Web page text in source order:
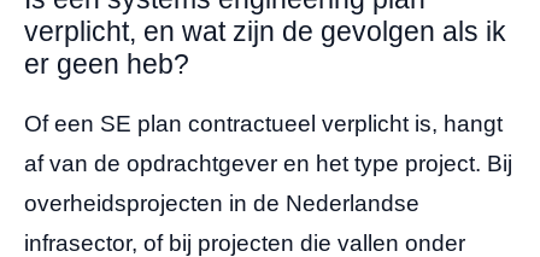
verplicht, en wat zijn de gevolgen als ik
er geen heb?
Of een SE plan contractueel verplicht is, hangt
af van de opdrachtgever en het type project. Bij
overheidsprojecten in de Nederlandse
infrasector, of bij projecten die vallen onder